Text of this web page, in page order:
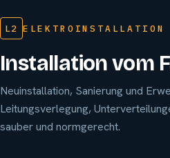
L2 ELEKTROINSTALLATION
Installation vom
Neuinstallation, Sanierung und
Leitungsverlegung,
sauber und normgerecht.